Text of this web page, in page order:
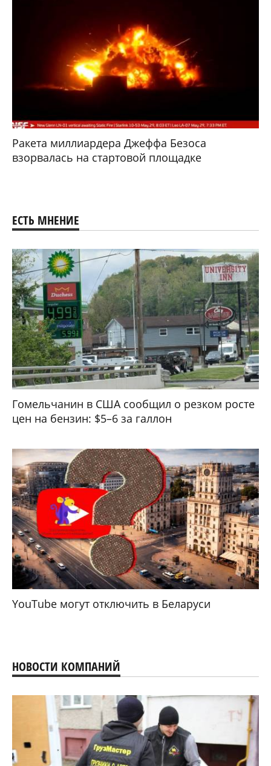
Ракета миллиардера Джеффа Безоса
взорвалась на стартовой площадке
ЕСТЬ МНЕНИЕ
Гомельчанин в США сообщил о резком росте
цен на бензин: $5–6 за галлон
YouTube могут отключить в Беларуси
НОВОСТИ КОМПАНИЙ